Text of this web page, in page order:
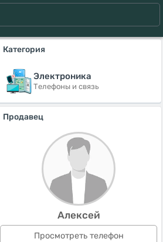
Категория
Электроника
Телефоны и связь
Продавец
Алексей
Просмотреть телефон